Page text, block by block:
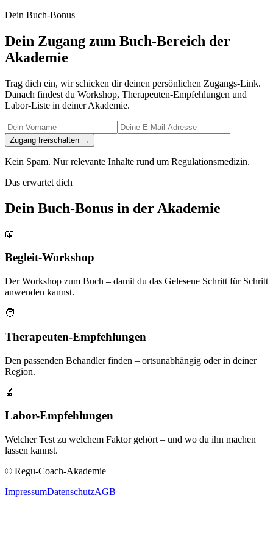
Dein Buch-Bonus
Dein Zugang zum Buch-Bereich der
Akademie
Trag dich ein, wir schicken dir deinen persönlichen Zugangs-Link.
Danach findest du Workshop, Therapeuten-Empfehlungen und
Labor-Liste in deiner Akademie.
Zugang freischalten →
Kein Spam. Nur relevante Inhalte rund um Regulationsmedizin.
Das erwartet dich
Dein Buch-Bonus in der Akademie
📖
Begleit-Workshop
Der Workshop zum Buch – damit du das Gelesene Schritt für Schritt
anwenden kannst.
🧑
Therapeuten-Empfehlungen
Den passenden Behandler finden – ortsunabhängig oder in deiner
Region.
🔬
Labor-Empfehlungen
Welcher Test zu welchem Faktor gehört – und wo du ihn machen
lassen kannst.
© Regu-Coach-Akademie
ImpressumDatenschutzAGB